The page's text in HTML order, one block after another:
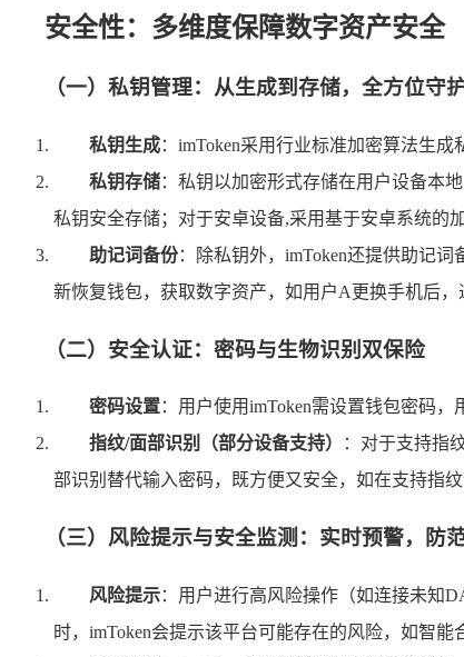
安全性：多维度保障数字资产安全
（一）私钥管理：从生成到存储，全方位守
私钥生成：imToken采用行业标准加密算法生
私钥存储：私钥以加密形式存储在用户设备本
私钥安全存储；对于安卓设备,采用基于安卓系统的
助记词备份：除私钥外，imToken还提供助记
新恢复钱包，获取数字资产，如用户A更换手机后
（二）安全认证：密码与生物识别双保险
密码设置：用户使用imToken需设置钱包密码
指纹/面部识别（部分设备支持）
：对于支持指
部识别替代输入密码，既方便又安全，如在支持指
（三）风险提示与安全监测：实时预警，防
风险提示：用户进行高风险操作（如连接未知
时，imToken会提示该平台可能存在的风险，如智能